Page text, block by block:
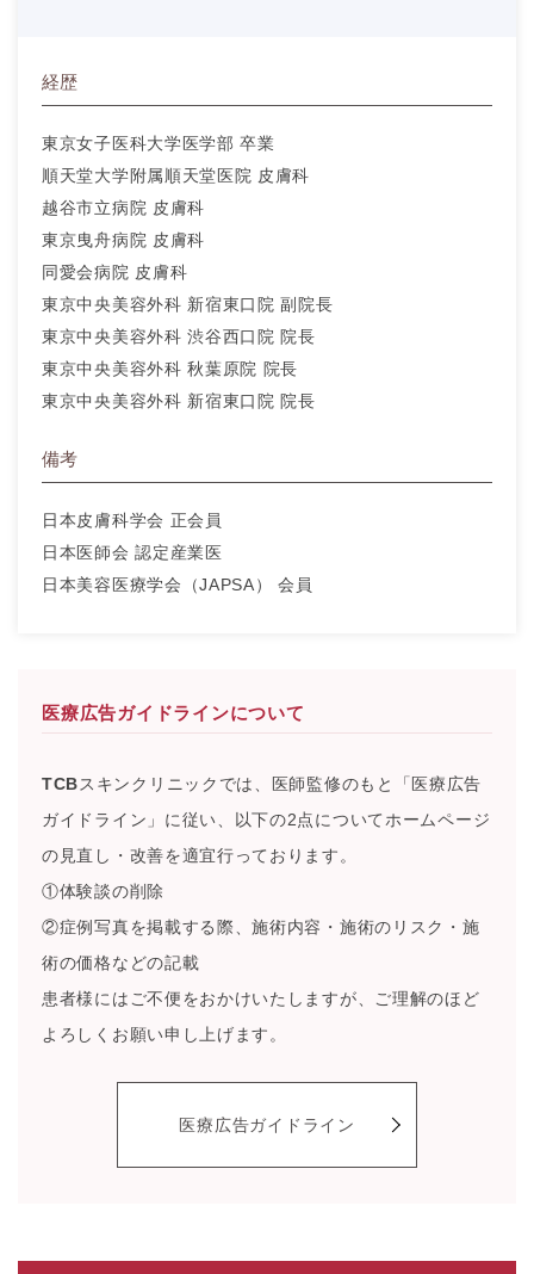
経歴
東京女子医科大学医学部 卒業
順天堂大学附属順天堂医院 皮膚科
越谷市立病院 皮膚科
東京曳舟病院 皮膚科
同愛会病院 皮膚科
東京中央美容外科 新宿東口院 副院長
東京中央美容外科 渋谷西口院 院長
東京中央美容外科 秋葉原院 院長
東京中央美容外科 新宿東口院 院長
備考
日本皮膚科学会 正会員
日本医師会 認定産業医
日本美容医療学会（JAPSA） 会員
医療広告ガイドラインについて
TCBスキンクリニックでは、医師監修のもと「医療広告
ガイドライン」に従い、以下の2点についてホームページ
の見直し・改善を適宜行っております。
①体験談の削除
②症例写真を掲載する際、施術内容・施術のリスク・施
術の価格などの記載
患者様にはご不便をおかけいたしますが、ご理解のほど
よろしくお願い申し上げます。
医療広告ガイドライン